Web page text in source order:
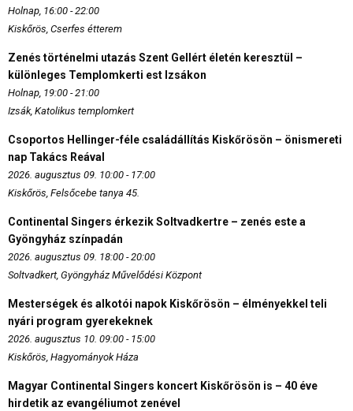
Holnap, 16:00 - 22:00
Kiskőrös, Cserfes étterem
Zenés történelmi utazás Szent Gellért életén keresztül –
különleges Templomkerti est Izsákon
Holnap, 19:00 - 21:00
Izsák, Katolikus templomkert
Csoportos Hellinger-féle családállítás Kiskőrösön – önismereti
nap Takács Reával
2026. augusztus 09. 10:00 - 17:00
Kiskőrös, Felsőcebe tanya 45.
Continental Singers érkezik Soltvadkertre – zenés este a
Gyöngyház színpadán
2026. augusztus 09. 18:00 - 20:00
Soltvadkert, Gyöngyház Művelődési Központ
Mesterségek és alkotói napok Kiskőrösön – élményekkel teli
nyári program gyerekeknek
2026. augusztus 10. 09:00 - 15:00
Kiskőrös, Hagyományok Háza
Magyar Continental Singers koncert Kiskőrösön is – 40 éve
hirdetik az evangéliumot zenével